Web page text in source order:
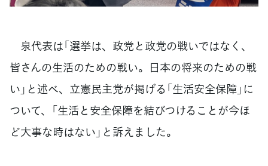
泉代表は「選挙は、政党と政党の戦いではなく、
皆さんの生活のための戦い。日本の将来のための戦
い」と述べ、立憲民主党が掲げる「生活安全保障」に
ついて、「生活と安全保障を結びつけることが今ほ
ど大事な時はない」と訴えました。